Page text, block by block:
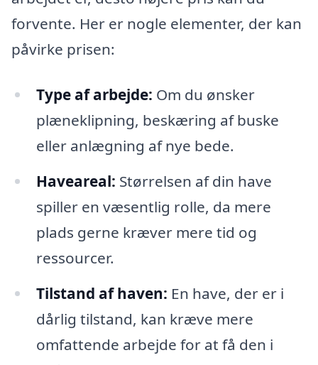
forvente. Her er nogle elementer, der kan
påvirke prisen:
Type af arbejde: Om du ønsker
plæneklipning, beskæring af buske
eller anlægning af nye bede.
Haveareal: Størrelsen af din have
spiller en væsentlig rolle, da mere
plads gerne kræver mere tid og
ressourcer.
Tilstand af haven: En have, der er i
dårlig tilstand, kan kræve mere
omfattende arbejde for at få den i